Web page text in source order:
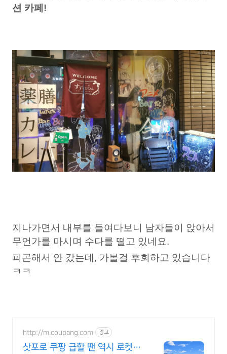
션 카페!
지나가면서 내부를 들여다보니 남자들이 앉아서
무언가를 마시며 수다를 떨고 있네요.
피곤해서 안 갔는데, 가볼걸 후회하고 있습니다
ㅋㅋ
http://m.coupang.com 광고
삿포로 쿠팡 급할 땐 역시 로켓배